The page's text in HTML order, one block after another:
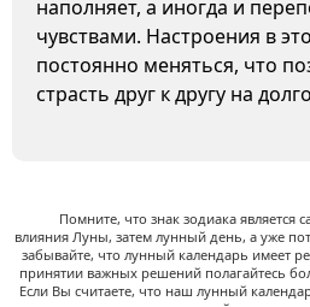
наполняет, а иногда и
чувствами. Настроения в
постоянно меняться, что
страсть друг к другу на
Помните, что знак зодиака
влияния Луны, затем лунный день, а уже
забывайте, что лунный календарь имеет
принятии важных решений полагайтесь
Если Вы считаете, что наш лунный